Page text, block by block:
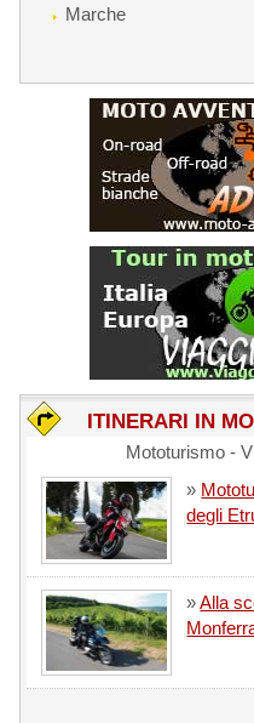
Marche
ITINERARI IN
Mototurismo -
»
degli
»Alla